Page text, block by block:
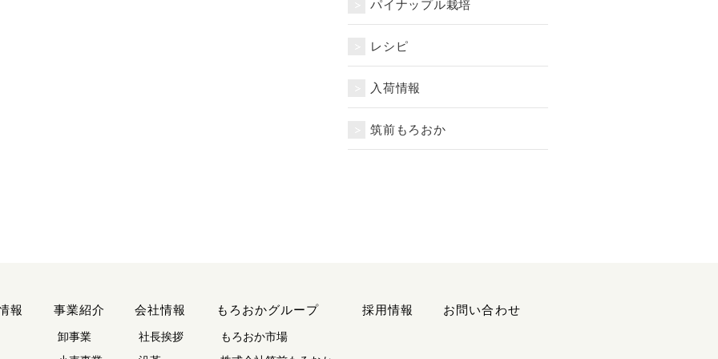
パイナップル栽培
レシピ
入荷情報
筑前もろおか
報 事業紹介
卸事業
会社情報
社長挨拶
もろおかグループ
もろおか市場
採用情報 お問い合わせ